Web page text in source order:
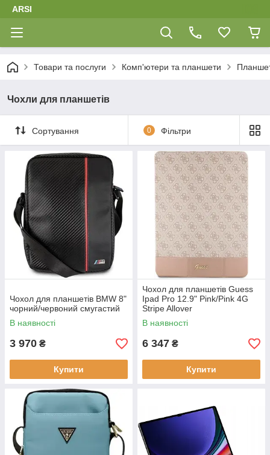
ARSI
Товари та послуги Комп'ютери та планшети
Чохли для планшетів
Сортування 0 Фільтри
Чохол для планшетів BMW 8"
чорний/червоний смугастий
В наявності
3 970 ₴
Купити
Чохол для планшетів Guess
Ipad Pro 12.9" Pink/Pink 4G
Stripe Allover
(GUFCP12PS4SGP)
В наявності
6 347 ₴
Купити